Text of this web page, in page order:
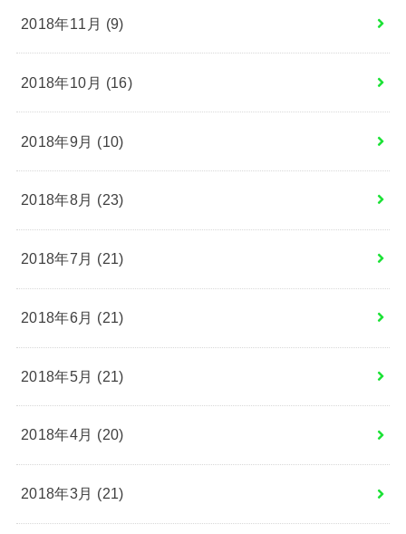
2018年11月 (9)
2018年10月 (16)
2018年9月 (10)
2018年8月 (23)
2018年7月 (21)
2018年6月 (21)
2018年5月 (21)
2018年4月 (20)
2018年3月 (21)